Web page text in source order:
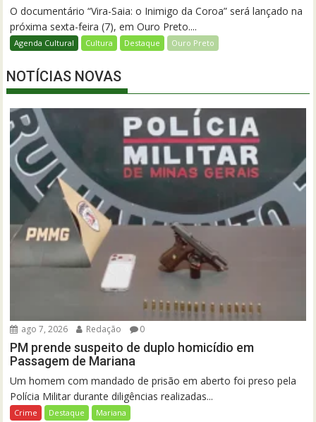
O documentário “Vira-Saia: o Inimigo da Coroa” será lançado na
próxima sexta-feira (7), em Ouro Preto....
Agenda Cultural Cultura Destaque Ouro Preto
NOTÍCIAS NOVAS
ago 7, 2026 Redação 0
PM prende suspeito de duplo homicídio em
Passagem de Mariana
Um homem com mandado de prisão em aberto foi preso pela
Polícia Militar durante diligências realizadas...
Crime Destaque Mariana